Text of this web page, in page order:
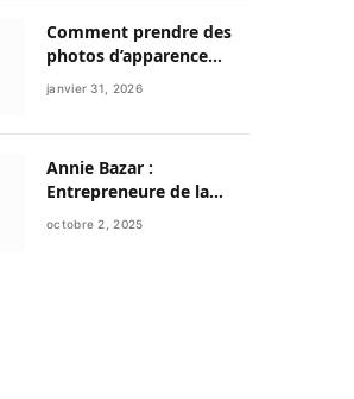
Comment prendre des
photos d’apparence
professionnelle avec
votre smartphone ?
janvier 31, 2026
Annie Bazar :
Entrepreneure de la
mode circulaire et figure
émergente
octobre 2, 2025